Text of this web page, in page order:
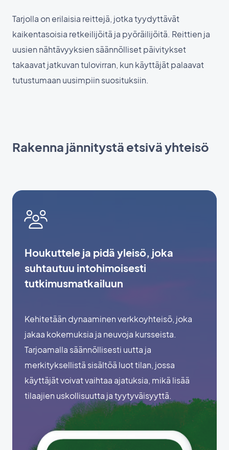
Tarjolla on erilaisia reittejä, jotka tyydyttävät
kaikentasoisia retkeilijöitä ja pyöräilijöitä. Reittien ja
uusien nähtävyyksien säännölliset päivitykset
takaavat jatkuvan tulovirran, kun käyttäjät palaavat
tutustumaan uusimpiin suosituksiin.
Rakenna jännitystä etsivä yhteisö
Houkuttele ja pidä yleisö, joka
suhtautuu intohimoisesti
tutkimusmatkailuun
Kehitetään dynaaminen verkkoyhteisö, joka
jakaa kokemuksia ja neuvoja kursseista.
Tarjoamalla säännöllisesti uutta ja
merkityksellistä sisältöä luot tilan, jossa
käyttäjät voivat vaihtaa ajatuksia, mikä lisää
tilaajien uskollisuutta ja tyytyväisyyttä.